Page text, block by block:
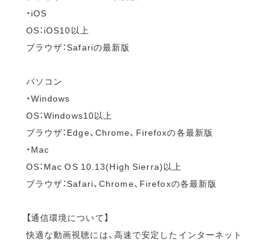
・iOS
OS：iOS10以上
ブラウザ：Safariの最新版
パソコン
・Windows
OS：Windows10以上
ブラウザ：Edge、Chrome、Firefoxの各最新版
・Mac
OS：Mac OS 10.13(High Sierra)以上
ブラウザ：Safari、Chrome、Firefoxの各最新版
【通信環境について】
快適な動画視聴には、高速で安定したインターネット